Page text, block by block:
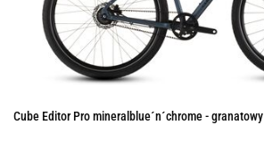
Cube Editor Pro mineralblue´n´chrome - granatowy